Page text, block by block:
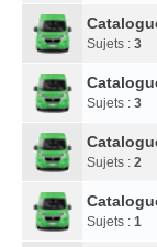
Sujets : 3
Sujets : 3
Sujets : 2
Sujets : 1